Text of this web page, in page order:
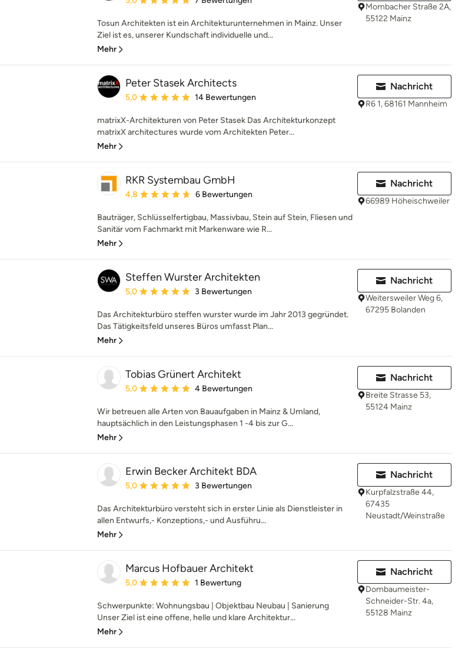
Tosun Architekten ist ein Architekturunternehmen in Mainz. Unser
Ziel ist es, unserer Kundschaft individuelle und...
Mehr
Mombacher Straße 2A,
55122 Mainz
Peter Stasek Architects
Durchschnittliche Bewertung: 5 von 5 Sternen
5,0 14 Bewertungen
matrixX-Architekturen von Peter Stasek Das Architekturkonzept
matrixX architectures wurde vom Architekten Peter...
Mehr
Nachricht
R6 1, 68161 Mannheim
RKR Systembau GmbH
Durchschnittliche Bewertung: 4.8 von 5 Sternen
4,8 6 Bewertungen
Bauträger, Schlüsselfertigbau, Massivbau, Stein auf Stein, Fliesen und
Sanitär vom Fachmarkt mit Markenware wie R...
Mehr
Nachricht
66989 Höheischweiler
Steffen Wurster Architekten
Durchschnittliche Bewertung: 5 von 5 Sternen
5,0 3 Bewertungen
Das Architekturbüro steffen wurster wurde im Jahr 2013 gegründet.
Das Tätigkeitsfeld unseres Büros umfasst Plan...
Mehr
Nachricht
Weitersweiler Weg 6,
67295 Bolanden
Tobias Grünert Architekt
Durchschnittliche Bewertung: 5 von 5 Sternen
5,0 4 Bewertungen
Wir betreuen alle Arten von Bauaufgaben in Mainz & Umland,
hauptsächlich in den Leistungsphasen 1 -4 bis zur G...
Mehr
Nachricht
Breite Strasse 53,
55124 Mainz
Erwin Becker Architekt BDA
Durchschnittliche Bewertung: 5 von 5 Sternen
5,0 3 Bewertungen
Das Architekturbüro versteht sich in erster Linie als Dienstleister in
allen Entwurfs,- Konzeptions,- und Ausführu...
Mehr
Nachricht
Kurpfalzstraße 44,
67435
Neustadt/Weinstraße
Marcus Hofbauer Architekt
Durchschnittliche Bewertung: 5 von 5 Sternen
5,0 1 Bewertung
Schwerpunkte: Wohnungsbau | Objektbau Neubau | Sanierung
Unser Ziel ist eine offene, helle und klare Architektur...
Mehr
Nachricht
Dombaumeister-
Schneider-Str. 4a,
55128 Mainz